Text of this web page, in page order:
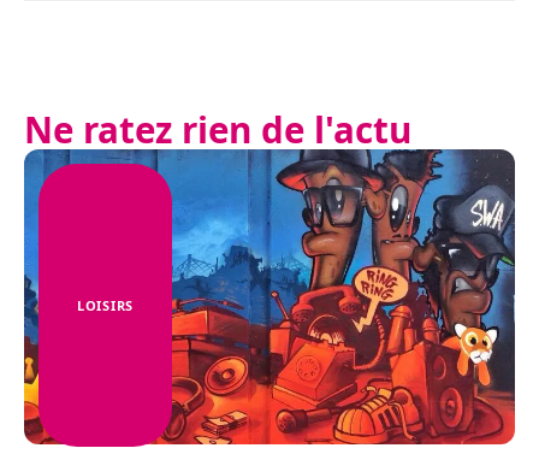
Ne ratez rien de l'actu
LOISIRS